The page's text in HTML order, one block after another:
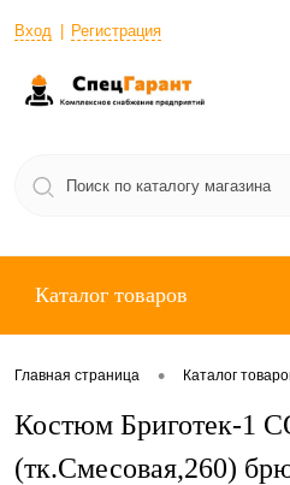
Вход Регистрация
Каталог товаров
Главная страница • Каталог
Костюм Бриготек-1
(тк.Смесовая,260)